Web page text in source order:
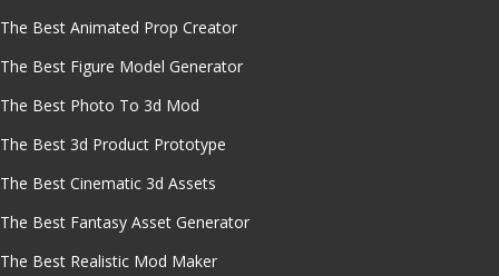
The Best Animated Prop Creator
The Best Figure Model Generator
The Best Photo To 3d Mod
The Best 3d Product Prototype
The Best Cinematic 3d Assets
The Best Fantasy Asset Generator
The Best Realistic Mod Maker